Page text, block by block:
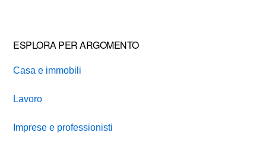
ESPLORA PER ARGOMENTO
Casa e immobili
Lavoro
Imprese e professionisti